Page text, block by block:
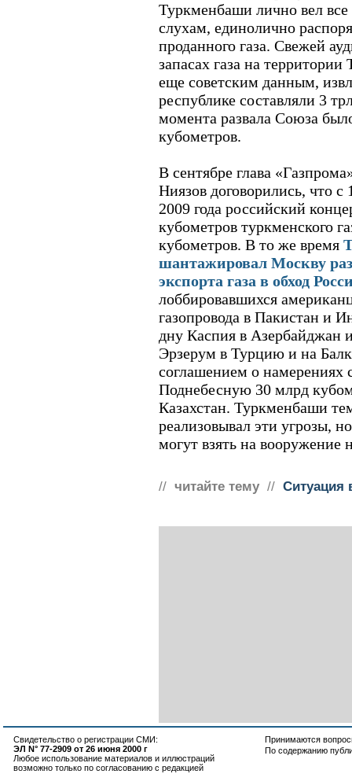
Туркменбаши лично вел все
слухам, единолично
проданного газа. Свежей
запасах газа на
еще советским данным,
республике составляли 3
момента развала Союза
кубометров.
В сентябре глава
Ниязов договорились, что с
2009 года российский
кубометров туркменского
кубометров. В то же время
шантажировал Москву
экспорта газа в обход
лоббировавшихся
газопровода в Пакистан и
дну Каспия в Азербайджан
Эрзерум в Турцию и на
соглашением о намерениях
Поднебесную 30 млрд
Казахстан. Туркменбаши
реализовывал эти угрозы,
могут взять на
// читайте тему // Ситуация
Свидетельство о регистрации СМИ:
ЭЛ N° 77-2909 от 26 июня 2000 г
Любое использование материалов и иллюстраций
возможно только по согласованию с редакцией
Принимаются
По содержанию